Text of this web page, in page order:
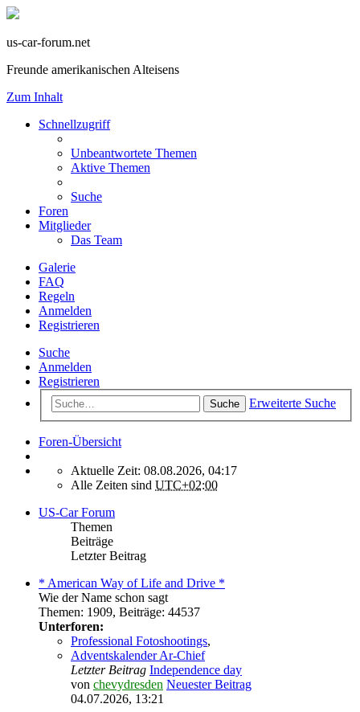
us-car-forum.net
Freunde amerikanischen Alteisens
Zum Inhalt
Schnellzugriff
Unbeantwortete Themen
Aktive Themen
Suche
Foren
Mitglieder
Das Team
Galerie
FAQ
Regeln
Anmelden
Registrieren
Suche
Anmelden
Registrieren
Suche Erweiterte Suche
Foren-Übersicht
Aktuelle Zeit: 08.08.2026, 04:17
Alle Zeiten sind UTC+02:00
US-Car Forum
Themen
Beiträge
Letzter Beitrag
* American Way of Life and Drive *
Wie der Name schon sagt
Themen: 1909, Beiträge: 44537
Unterforen:
Professional Fotoshootings,
Adventskalender Ar-Chief
Letzter Beitrag Independence day
von chevydresden Neuester Beitrag
04.07.2026, 13:21